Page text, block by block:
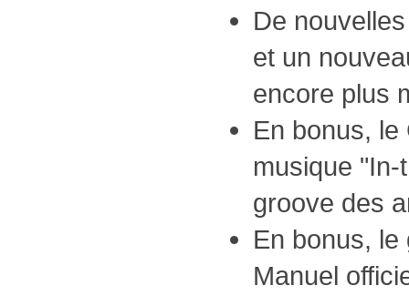
De
et un
encore plus
En bonus, le
musique
groove des
En bonus, le
Manuel